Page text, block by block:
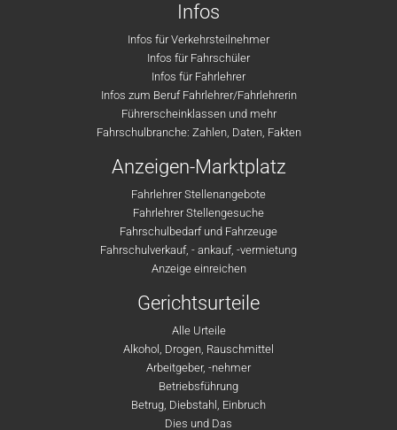
Infos
Infos für Verkehrsteilnehmer
Infos für Fahrschüler
Infos für Fahrlehrer
Infos zum Beruf Fahrlehrer/Fahrlehrerin
Führerscheinklassen und mehr
Fahrschulbranche: Zahlen, Daten, Fakten
Anzeigen-Marktplatz
Fahrlehrer Stellenangebote
Fahrlehrer Stellengesuche
Fahrschulbedarf und Fahrzeuge
Fahrschulverkauf, - ankauf, -vermietung
Anzeige einreichen
Gerichtsurteile
Alle Urteile
Alkohol, Drogen, Rauschmittel
Arbeitgeber, -nehmer
Betriebsführung
Betrug, Diebstahl, Einbruch
Dies und Das